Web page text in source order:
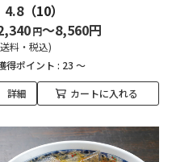
4.8（10）
円～8,560円
料・税込)
得ポイント : 23 ～
詳細 カートに入れる